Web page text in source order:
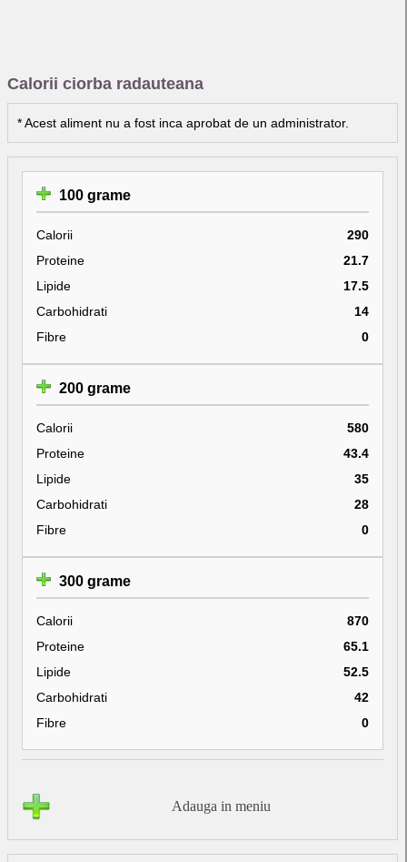
Calorii ciorba radauteana
* Acest aliment nu a fost inca aprobat de un administrator.
100 grame
Calorii
290
Proteine
21.7
Lipide
17.5
Carbohidrati
14
Fibre
0
200 grame
Calorii
580
Proteine
43.4
Lipide
35
Carbohidrati
28
Fibre
0
300 grame
Calorii
870
Proteine
65.1
Lipide
52.5
Carbohidrati
42
Fibre
0
Adauga in meniu